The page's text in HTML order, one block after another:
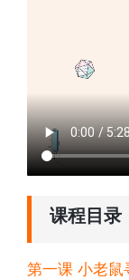
课程目录
第一课 小老鼠